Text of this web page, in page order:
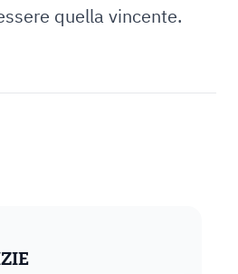
quella vincente.